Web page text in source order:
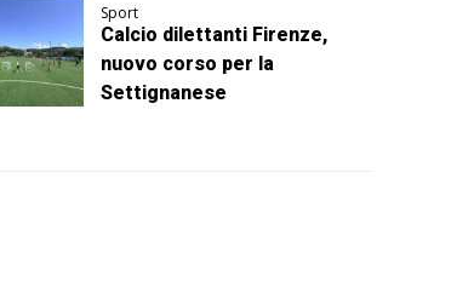
Sport
Calcio dilettanti Firenze,
nuovo corso per la
Settignanese